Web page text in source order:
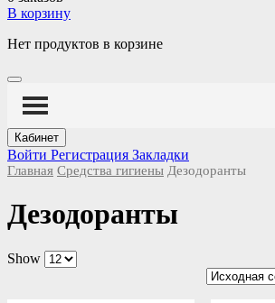
В корзину
Нет продуктов в корзине
Кабинет
Войти Регистрация Закладки
Главная Средства гигиены Дезодоранты
Дезодоранты
Show